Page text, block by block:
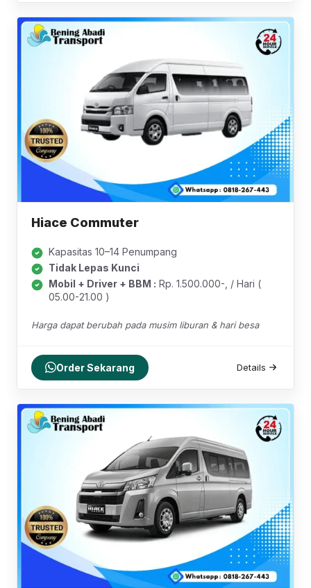
Hiace Commuter
Kapasitas 10–14 Penumpang
Tidak Lepas Kunci
Mobil + Driver + BBM : Rp. 1.500.000-, / Hari (
05.00-21.00 )
Harga dapat berubah pada musim liburan & hari besa
Order Sekarang Details